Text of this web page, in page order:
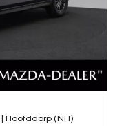
| Hoofddorp (NH)